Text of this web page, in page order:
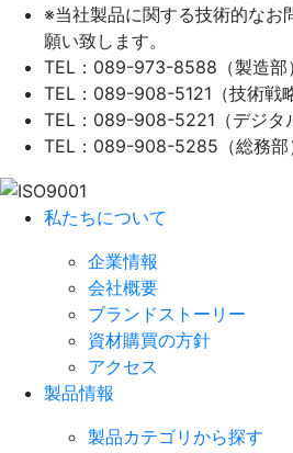
※当社製品に関する技術的なお
願い致します。
TEL：089-973-8588（製造部）
TEL：089-908-5121（技術戦
TEL：089-908-5221（デジタ
TEL：089-908-5285（総務部
私たちについて
企業情報
会社概要
ブランドストーリー
資材購買の方針
アクセス
製品情報
製品カテゴリから探す